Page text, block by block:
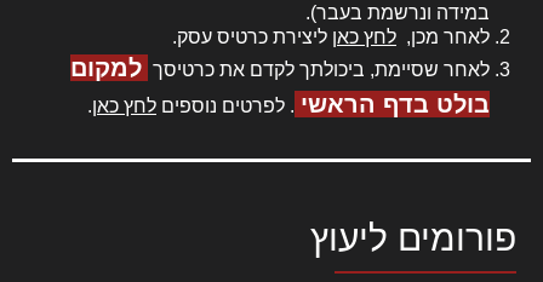
במידה ונרשמת בעבר).
לאחר מכן, לחץ כאן ליצירת כרטיס עסק.
לאחר שסיימת, ביכולתך לקדם את כרטיסך למקום
בולט בדף הראשי . לפרטים נוספים לחץ כאן.
פורומים ליעוץ